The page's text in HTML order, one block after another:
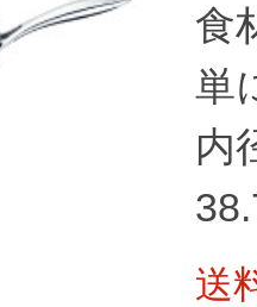
食
単
内
送